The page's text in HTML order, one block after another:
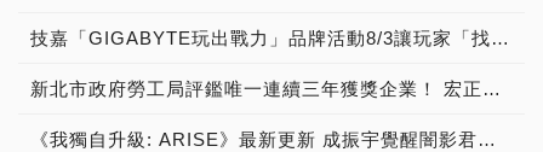
技嘉「GIGABYTE玩出戰力」品牌活動8/3讓玩家「找到專屬配備」
新北市政府勞工局評鑑唯一連續三年獲獎企業！ 宏正三度榮膺新北市政府<友善移工企業>殊榮
《我獨自升級: ARISE》最新更新 成振宇覺醒闇影君主繼承者